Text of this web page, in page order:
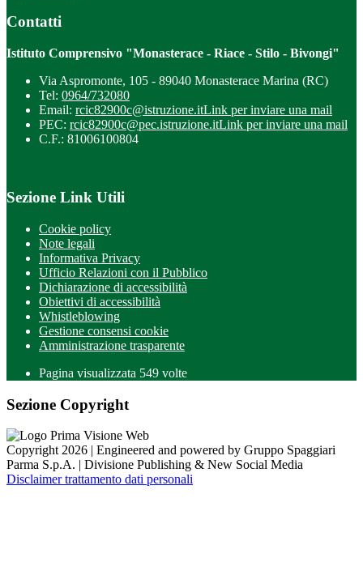
Contatti
Istituto Comprensivo "Monasterace - Riace - Stilo - Bivongi"
Via Aspromonte, 105 - 89040 Monasterace Marina (RC)
Tel: 0964/732080
Email: rcic82900c@istruzione.itLink per inviare una mail
PEC: rcic82900c@pec.istruzione.itLink per inviare una mail
C.F.: 81006100804
Sezione Link Utili
Cookie policy
Note legali
Informativa Privacy
Ufficio Relazioni con il Pubblico
Dichiarazione di accessibilità
Obiettivi di accessibilità
Whistleblowing
Gestione consensi cookie
Amministrazione trasparente
Pagina visualizzata 549 volte
Sezione Copyright
Copyright 2026 | Engineered and powered by Gruppo Spaggiari
Parma S.p.A. | Divisione Publishing & New Social Media
Disclaimer trattamento dati personali